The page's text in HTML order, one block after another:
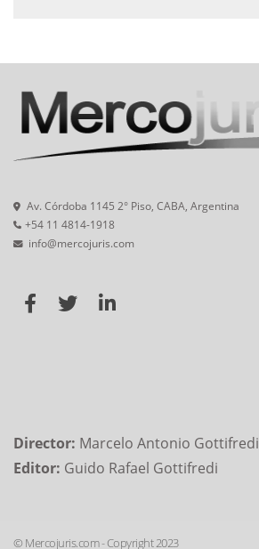
Av. Córdoba 1145 2° Piso, CABA, Argentina
+54 11 4814-1918
info@mercojuris.com
Director: Marcelo Antonio Gottifredi
Editor: Guido Rafael Gottifredi
© Mercojuris.com - Copyright 2023